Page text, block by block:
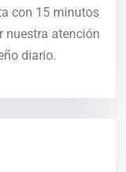
con 15 minutos
nuestra atención
diario.